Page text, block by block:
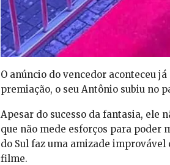
O anúncio do vencedor aconteceu
premiação, o seu Antônio subiu no
Apesar do sucesso da fantasia, ele
que não mede esforços para poder
do Sul faz uma amizade
filme.